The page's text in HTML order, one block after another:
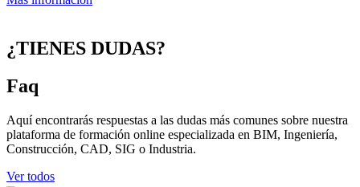
¿TIENES DUDAS?
Faq
Aquí encontrarás respuestas a las dudas más comunes sobre nuestra
plataforma de formación online especializada en BIM, Ingeniería,
Construcción, CAD, SIG o Industria.
Ver todos